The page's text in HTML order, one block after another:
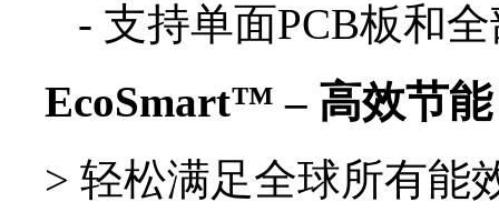
- 支持单面PCB板和
EcoSmart™ – 高效节能
> 轻松满足全球所有能